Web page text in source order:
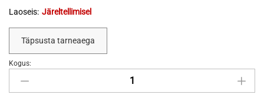
Laoseis: Järeltellimisel
Täpsusta tarneaega
Paarisõrg
äärmine
Kogus: